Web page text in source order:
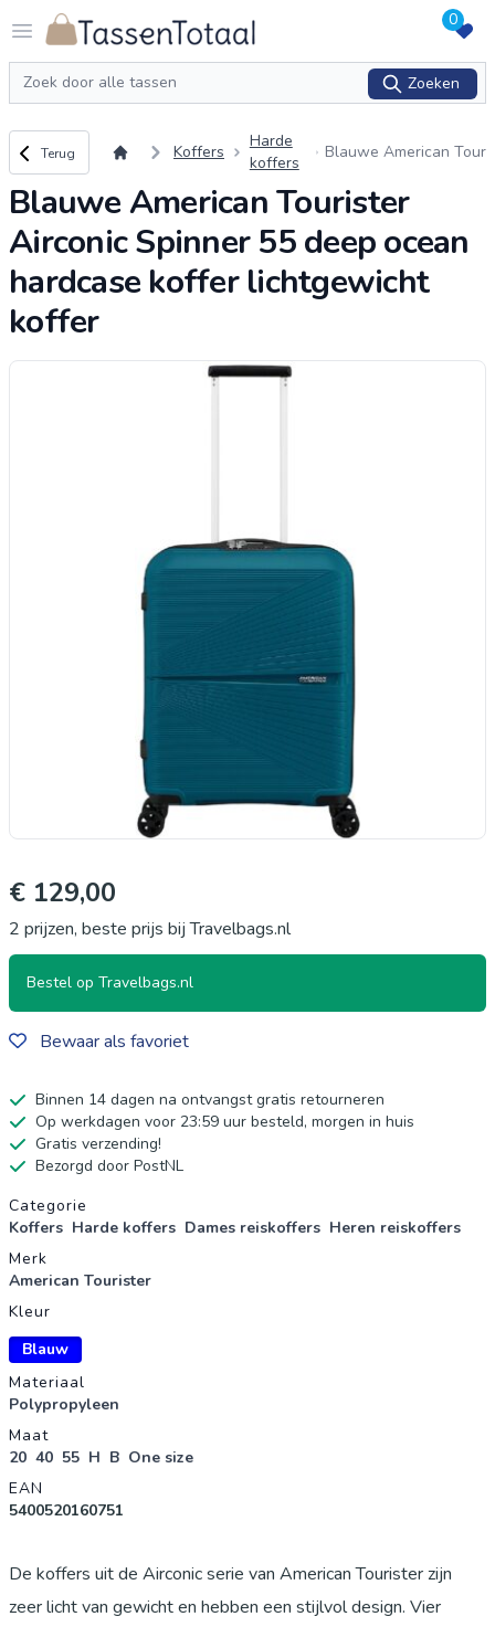
Open menu
Logo Tassentotaal.nl 0
Zoeken
Zoeken
Terug naar overzicht
Terug Koffers
Harde
koffers
Blauwe American Tour
55 deep ocean hardca
se koffer lichtgewicht
koffer
Blauwe American Tourister
Airconic Spinner 55 deep ocean
hardcase koffer lichtgewicht
koffer
€ 129,00
2 prijzen, beste prijs bij Travelbags.nl
Bestel op Travelbags.nl
Bewaar als favoriet
Binnen 14 dagen na ontvangst gratis retourneren
Op werkdagen voor 23:59 uur besteld, morgen in huis
Gratis verzending!
Bezorgd door PostNL
Productgegevens
Categorie
Koffers Harde koffers Dames reiskoffers Heren reiskoffers
Merk
American Tourister
Kleur
Blauw
Materiaal
Polypropyleen
Maat
20 40 55 H B One size
EAN
5400520160751
De koffers uit de Airconic serie van American Tourister zijn
zeer licht van gewicht en hebben een stijlvol design. Vier